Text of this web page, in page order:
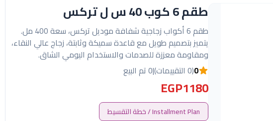
طقم 6 كوب 40 س ل تركس
طقم 6 أكواب زجاجية شفافة موديل تركس، سعة 400 مل.
يتميز بتصميم طويل مع قاعدة سميكة وثابتة، زجاج عالي النقاء،
ومقاومة معززة للصدمات والاستخدام اليومي الشاق.
0(0 التقييمات) |0 تم البيع
EGP1180
Installment Plan / خطة التقسيط